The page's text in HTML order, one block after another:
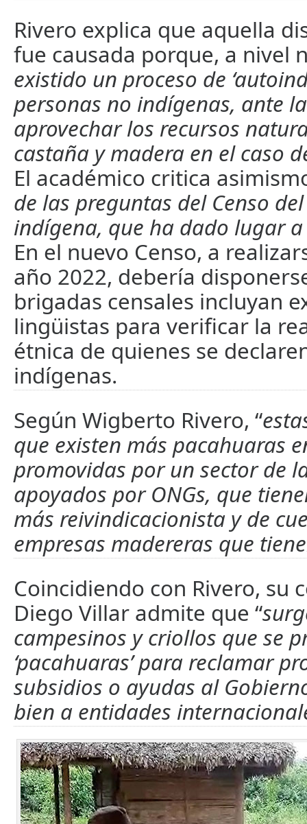
Rivero explica que aquella
fue causada porque, a nivel
existido un proceso de
personas no indígenas, ante
aprovechar los recursos
castaña y madera en el caso
El académico critica
de las preguntas del Censo
indígena, que ha dado lugar
En el nuevo Censo, a
año 2022, debería
brigadas censales incluyan
lingüistas para verificar la
étnica de quienes se
indígenas.
Según Wigberto Rivero, “
que existen más pacahuaras
promovidas por un sector de
apoyados por ONGs, que
más reivindicacionista y de
empresas madereras que
Coincidiendo con Rivero, su
Diego Villar admite que “
campesinos y criollos que se
‘pacahuaras’ para reclamar
subsidios o ayudas al
bien a entidades